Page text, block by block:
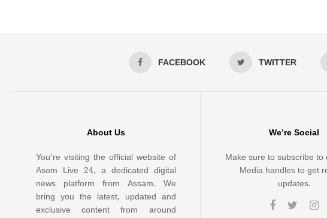
FACEBOOK TWITTER
About Us
You’re visiting the official website of
Asom Live 24, a dedicated digital
news platform from Assam. We
bring you the latest, updated and
exclusive content from around
We’re Social
Make sure to subscribe to
Media handles to get
updates.